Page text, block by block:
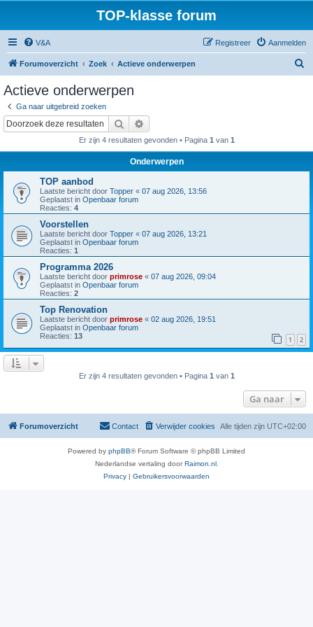
TOP-klasse forum
V&A Aanmelden
Registreer
Forumoverzicht Zoek Actieve onderwerpen
Actieve onderwerpen
Ga naar uitgebreid zoeken
Zoek
Er zijn 4 resultaten gevonden • Pagina 1 van 1
Onderwerpen
TOP aanbod
Laatste bericht door Topper « 07 aug 2026, 13:56
Geplaatst in Openbaar forum
Reacties: 4
Voorstellen
Laatste bericht door Topper « 07 aug 2026, 13:21
Geplaatst in Openbaar forum
Reacties: 1
Programma 2026
Laatste bericht door primrose « 07 aug 2026, 09:04
Geplaatst in Openbaar forum
Reacties: 2
Top Renovation
Laatste bericht door primrose « 02 aug 2026, 19:51
Geplaatst in Openbaar forum
Reacties: 13 1 2
Er zijn 4 resultaten gevonden • Pagina 1 van 1
Ga naar
Forumoverzicht Alle tijden zijn UTC+02:00
Verwijder cookies
Contact
Powered by phpBB® Forum Software © phpBB Limited
Nederlandse vertaling doorRaimon.nl.
Privacy | Gebruikersvoorwaarden